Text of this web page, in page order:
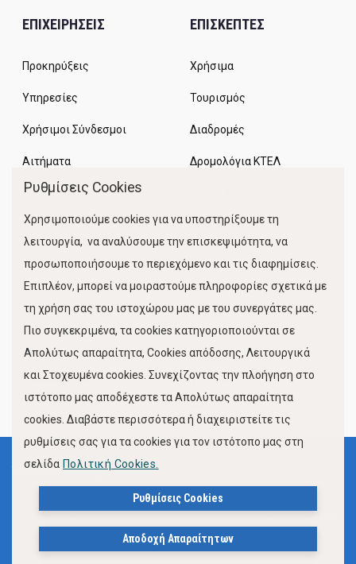
ΕΠΙΧΕΙΡΗΣΕΙΣ
Προκηρύξεις
Υπηρεσίες
Χρήσιμοι Σύνδεσμοι
Αιτήματα
ΕΠΙΣΚΕΠΤΕΣ
Χρήσιμα
Τουρισμός
Διαδρομές
Δρομολόγια ΚΤΕΛ
Κίνηση Λιμένος
FOLLOW US
Όροι Χρήσης
Πολιτική Προστασίας Προσωπικών Δεδομένων
Πολιτική Cookies
Ρυθμίσεις Cookies
Χρησιμοποιούμε cookies για να υποστηρίξουμε τη
λειτουργία, να αναλύσουμε την επισκεψιμότητα, να
προσωποποιήσουμε το περιεχόμενο και τις διαφημίσεις.
Επιπλέον, μπορεί να μοιραστούμε πληροφορίες σχετικά με
τη χρήση σας του ιστοχώρου μας με του συνεργάτες μας.
Πιο συγκεκριμένα, τα cookies κατηγοριοποιούνται σε
Απολύτως απαραίτητα, Cookies απόδοσης, Λειτουργικά
και Στοχευμένα cookies. Συνεχίζοντας την πλοήγηση στο
ιστότοπο μας αποδέχεστε τα Απολύτως απαραίτητα
cookies. Διαβάστε περισσότερα ή διαχειριστείτε τις
ρυθμίσεις σας για τα cookies για τον ιστότοπο μας στη
σελίδα Πολιτική Cookies.
Ρυθμίσεις Cookies
Αποδοχή Απαραίτητων